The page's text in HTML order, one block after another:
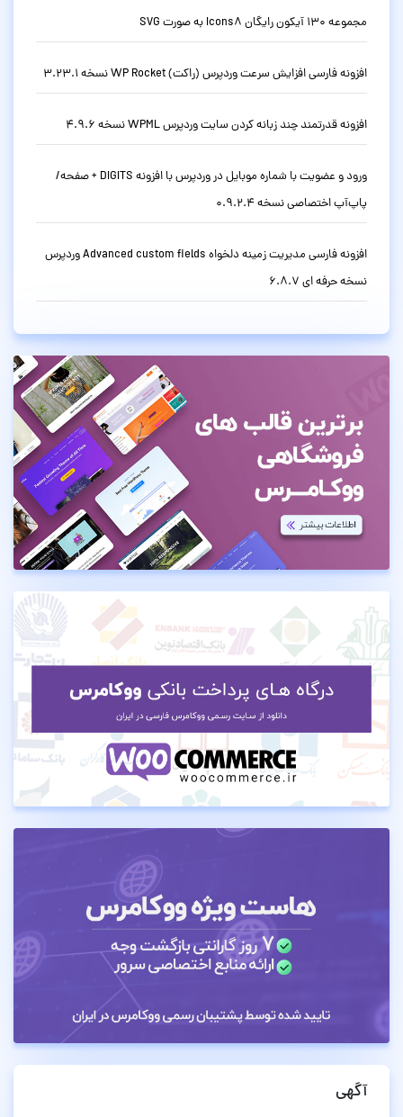
مجموعه 130 آیکون رایگان Icons8 به صورت SVG
افزونه فارسی افزایش سرعت وردپرس (راکت) WP Rocket نسخه 3.23.1
افزونه قدرتمند چند زبانه کردن سایت وردپرس WPML نسخه 4.9.6
ورود و عضویت با شماره موبایل در وردپرس با افزونه DIGITS + صفحه/
پاپ‌آپ اختصاصی نسخه 0.9.2.4
افزونه فارسی مدیریت زمینه دلخواه Advanced custom fields وردپرس
نسخه حرفه ای 6.8.7
آگهی